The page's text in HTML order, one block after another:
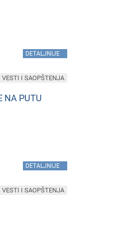
DETALJNIJE
NA PUTU
DETALJNIJE
VESTI I SAOPŠTENJA
VESTI I SAOPŠTENJA